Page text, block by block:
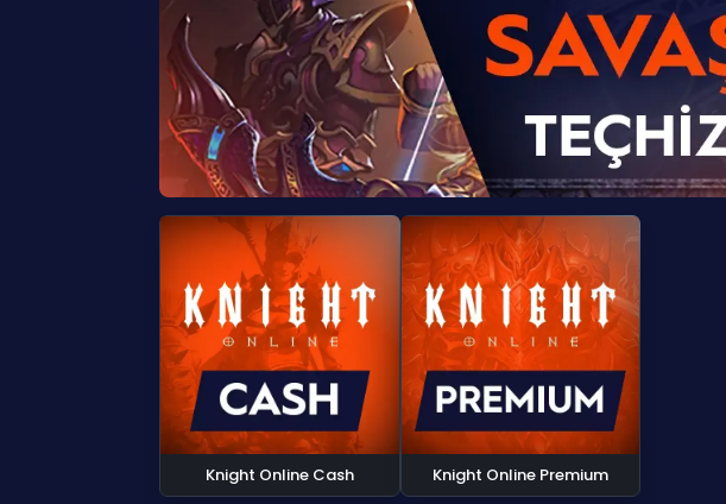
Knight Online Cash Knight Online Premium